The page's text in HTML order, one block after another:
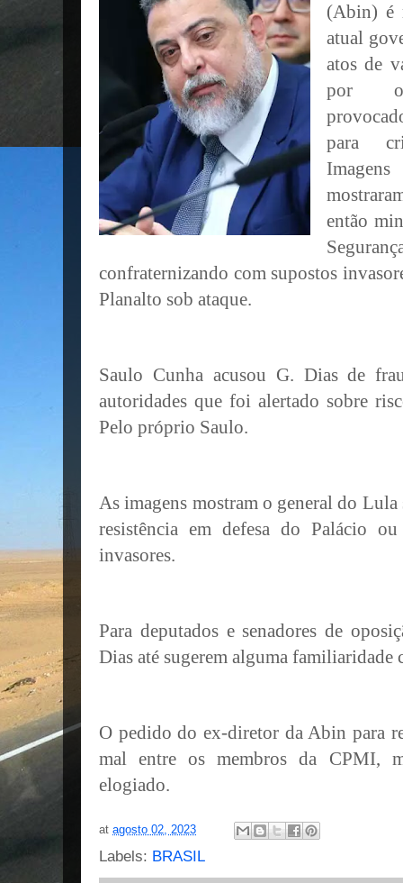
(Abin) é
atual
atos de
por
para
Imagens
então
confraternizando com supostos
Planalto sob ataque.
Saulo Cunha acusou G. Dias de
autoridades que foi alertado sobre
Pelo próprio Saulo.
As imagens mostram o general do Lula
resistência em defesa do Palácio
invasores.
Para deputados e senadores de
Dias até sugerem alguma familiaridade
O pedido do ex-diretor da Abin para
mal entre os membros da CPMI,
elogiado.
at agosto 02, 2023
Labels: BRASIL